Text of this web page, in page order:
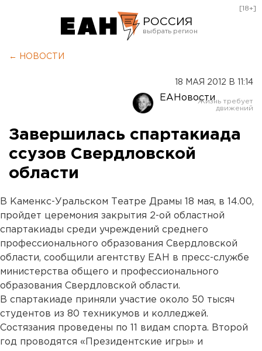
РОССИЯ
Оренбург
[18+]
← НОВОСТИ
18 МАЯ 2012 В 11:14
ЕАНовости
Завершилась спартакиада
ссузов Свердловской
области
В Каменкс-Уральском Театре Драмы 18 мая, в 14.00,
пройдет церемония закрытия 2-ой областной
спартакиады среди учреждений среднего
профессионального образования Свердловской
области, сообщили агентству ЕАН в пресс-службе
министерства общего и профессионального
образования Свердловской области.
В спартакиаде приняли участие около 50 тысяч
студентов из 80 техникумов и колледжей.
Состязания проведены по 11 видам спорта. Второй
год проводятся «Президентские игры» и